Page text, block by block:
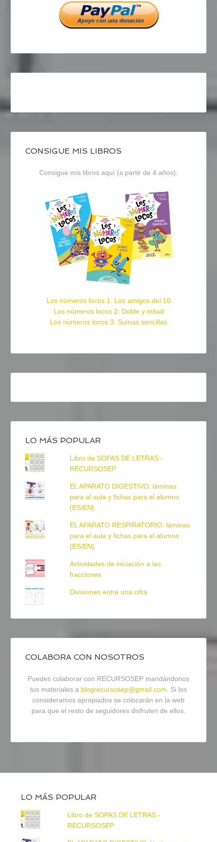
CONSIGUE MIS LIBROS
Consigue mis libros aquí (a partir de 4 años):
Los números locos 1: Los amigos del 10
Los números locos 2: Doble y mitad
Los números locos 3: Sumas sencillas
LO MÁS POPULAR
Libro de SOPAS DE LETRAS -
RECURSOSEP
EL APARATO DIGESTIVO: láminas
para el aula y fichas para el alumno
(ES/EN)
EL APARATO RESPIRATORIO: láminas
para el aula y fichas para el alumno
(ES/EN)
Actividades de iniciación a las
fracciones
Divisiones entre una cifra
COLABORA CON NOSOTROS
Puedes colaborar con RECURSOSEP mandándonos
tus materiales a blogrecursosep@gmail.com. Si los
consideramos apropiados se colocarán en la web
para que el resto de seguidores disfruten de ellos.
LO MÁS POPULAR
Libro de SOPAS DE LETRAS -
RECURSOSEP